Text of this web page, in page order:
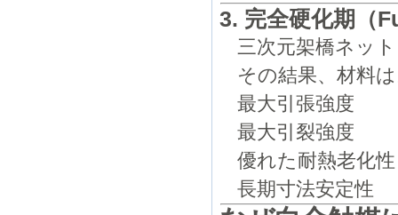
3. 完全硬化期（
三次元架橋ネッ
その結果、材料
最大引張強度
最大引裂強度
優れた耐熱老化性
長期寸法安定性